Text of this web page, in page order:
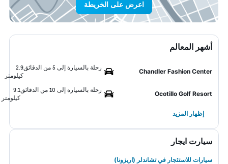
اعرض على الخريطة
أشهر المعالم
Chandler Fashion Center
رحلة بالسيارة إلى 5 من الدقائق
2.9
كيلومتر
Ocotillo Golf Resort
رحلة بالسيارة إلى 10 من الدقائق
9.1
كيلومتر
إظهار المزيد
سيارت ايجار
سيارات للاستئجار في تشاندلر (اريزونا)